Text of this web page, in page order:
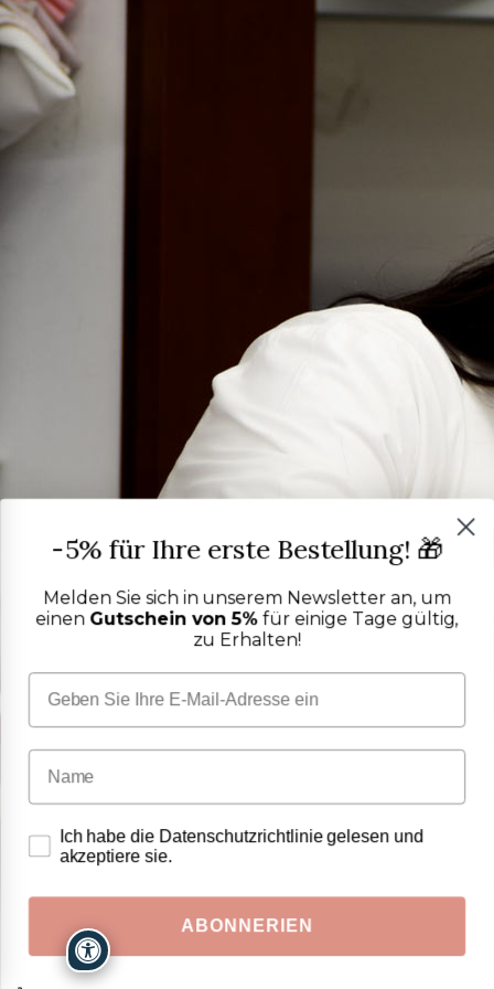
-5% für Ihre erste Bestellung! 🎁
Melden Sie sich in unserem Newsletter an, um
einen Gutschein von 5% für einige Tage gültig,
zu Erhalten!
Ich habe die Datenschutzrichtlinie gelesen und
akzeptiere sie.
ABONNERIEN